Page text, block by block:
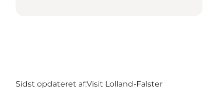
Sidst opdateret af:Visit Lolland-Falster